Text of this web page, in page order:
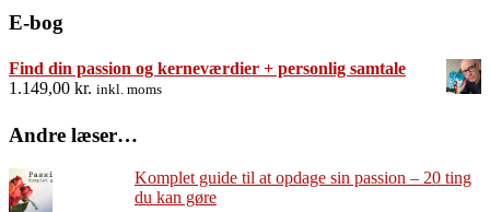
E-bog
Find din passion og kerneværdier + personlig samtale
1.149,00 kr. inkl. moms
Andre læser…
Komplet guide til at opdage sin passion – 20 ting
du kan gøre